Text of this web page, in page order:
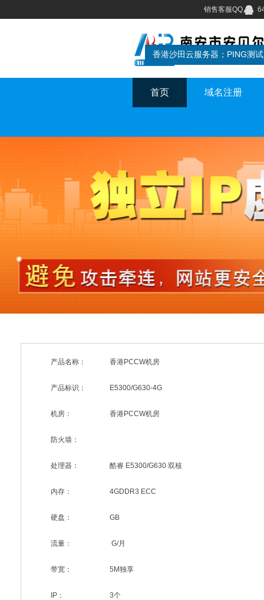
销售客服QQ
首页 域名注册
产品名称： 香港PCCW机房
产品标识： E5300/G630-4G
机房： 香港PCCW机房
防火墙：
处理器： 酷睿 E5300/G630 双核
内存： 4GDDR3 ECC
硬盘： GB
流量： G/月
带宽： 5M独享
IP： 3个